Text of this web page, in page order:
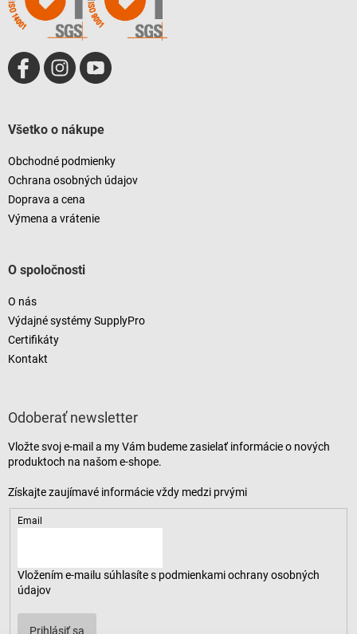
Všetko o nákupe
Obchodné podmienky
Ochrana osobných údajov
Doprava a cena
Výmena a vrátenie
O spoločnosti
O nás
Výdajné systémy SupplyPro
Certifikáty
Kontakt
Odoberať newsletter
Vložte svoj e-mail a my Vám budeme zasielať informácie o nových
produktoch na našom e-shope.
Email
Vložením e-mailu súhlasíte s podmienkami ochrany osobných
údajov
Prihlásiť sa